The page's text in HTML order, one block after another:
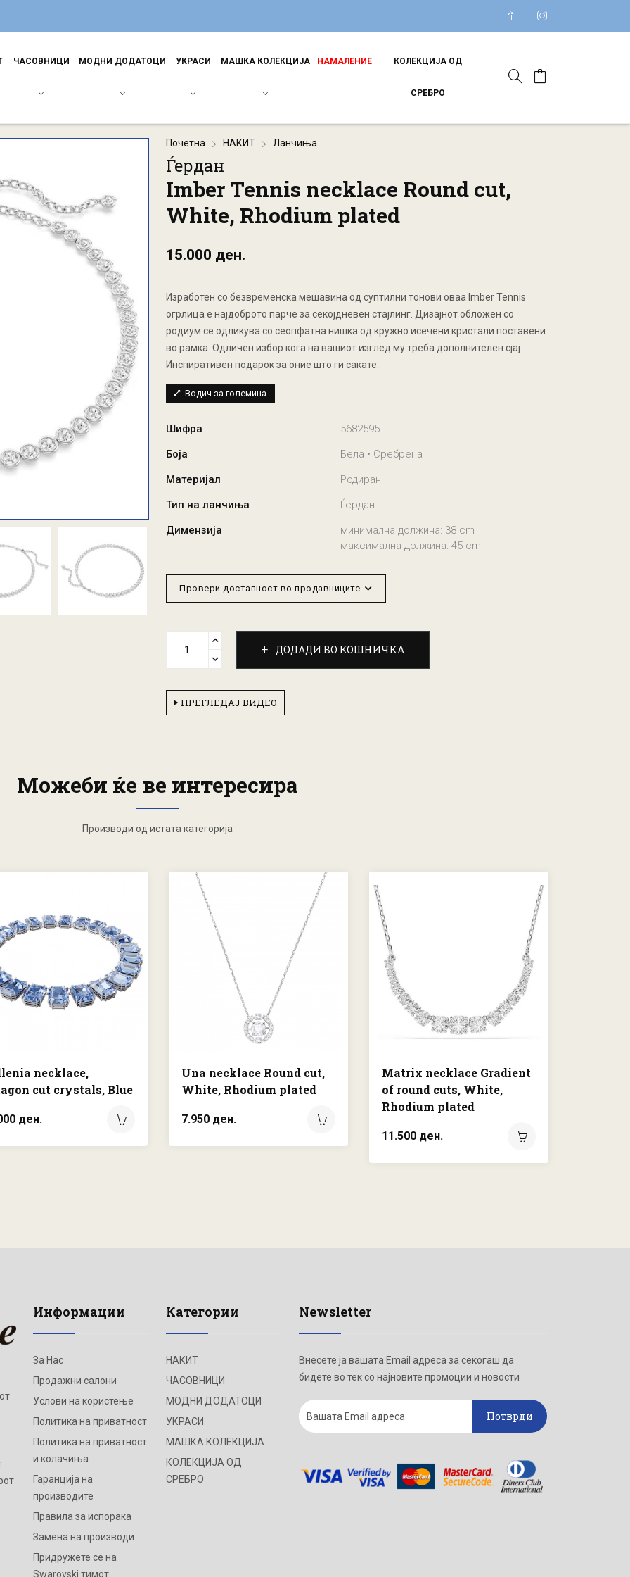
ЧАСОВНИЦИ МОДНИ ДОДАТОЦИ УКРАСИ МАШКА КОЛЕКЦИЈА НАМАЛЕНИЕ КОЛЕКЦИЈА ОД
СРЕБРО
Почетна НАКИТ Ланчиња
Ѓердан
Imber Tennis necklace Round cut,
White, Rhodium plated
15.000 ден.
Изработен со безвременска мешавина од суптилни тонови оваа Imber Tennis
огрлица е најдоброто парче за секојдневен стајлинг. Дизајнот обложен со
родиум се одликува со сеопфатна нишка од кружно исечени кристали поставени
во рамка. Одличен избор кога на вашиот изглед му треба дополнителен сјај.
Инспиративен подарок за оние што ги сакате.
Водич за големина
Шифра
5682595
Боја
Бела • Сребрена
Материјал
Родиран
Тип на ланчиња
Ѓердан
Димензија
минимална должина: 38 cm
максимална должина: 45 cm
Провери достапност во продавниците
ДОДАДИ ВО КОШНИЧКА
ПРЕГЛЕДАЈ ВИДЕО
Можеби ќе ве интересира
Производи од истата категорија
necklace,
cut crystals, Blue
ден.
Una necklace Round cut,
White, Rhodium plated
7.950 ден.
Matrix necklace Gradient
of round cuts, White,
Rhodium plated
11.500 ден.
Информации
За Нас
Продажни салони
Услови на користење
Политика на приватност
Политика на приватност
и колачиња
Гаранција на
производите
Правила за испорака
Замена на производи
Придружете се на
Swarovski тимот
Категории
НАКИТ
ЧАСОВНИЦИ
МОДНИ ДОДАТОЦИ
УКРАСИ
МАШКА КОЛЕКЦИЈА
КОЛЕКЦИЈА ОД
СРЕБРО
Newsletter
Внесете ја вашата Email адреса за секогаш да
бидете во тек со најновите промоции и новости
Потврди